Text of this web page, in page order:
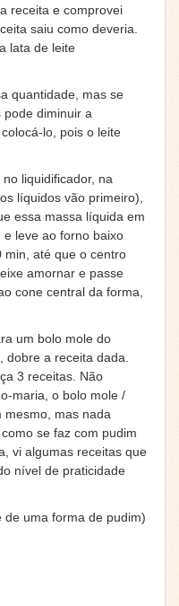
receita e comprovei
saiu como deveria.
lata de leite
quantidade, mas se
diminuir a
lo, pois o leite
liquidificador, na
líquidos vão primeiro),
essa massa líquida em
leve ao forno baixo
min, até que o centro
amornar e passe
cone central da forma,
um bolo mole do
a receita dada.
3 receitas. Não
maria, o bolo mole /
mesmo, mas nada
se faz com pudim
vi algumas receitas que
nível de praticidade
de uma forma de pudim)